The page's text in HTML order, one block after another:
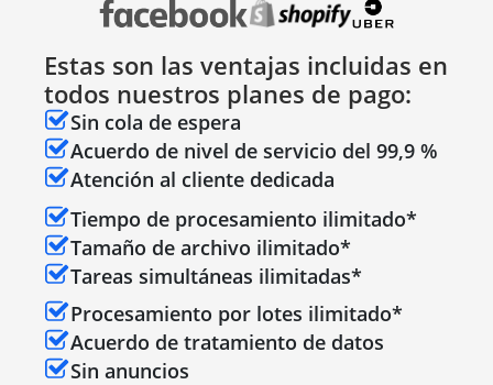
Estas son las ventajas incluidas en
todos nuestros planes de pago:
Sin cola de espera
Acuerdo de nivel de servicio del 99,9 %
Atención al cliente dedicada
Tiempo de procesamiento ilimitado*
Tamaño de archivo ilimitado*
Tareas simultáneas ilimitadas*
Procesamiento por lotes ilimitado*
Acuerdo de tratamiento de datos
Sin anuncios